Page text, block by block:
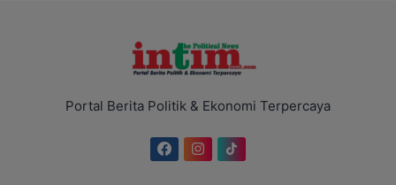
Portal Berita Politik & Ekonomi Terpercaya